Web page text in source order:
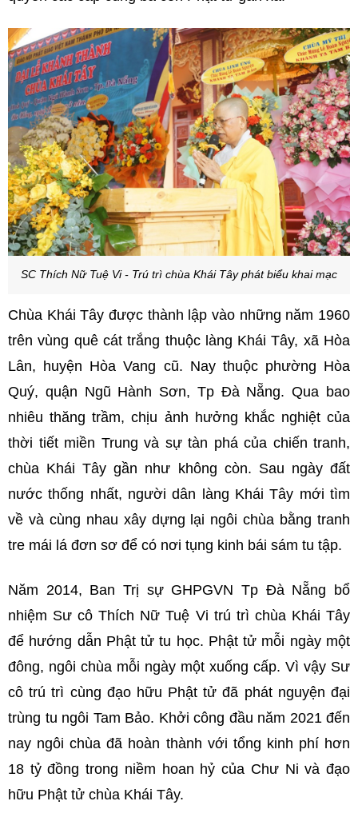
SC Thích Nữ Tuệ Vi - Trú trì chùa Khái Tây phát biểu khai mạc
Chùa Khái Tây được thành lập vào những năm 1960
trên vùng quê cát trắng thuộc làng Khái Tây, xã Hòa
Lân, huyện Hòa Vang cũ. Nay thuộc phường Hòa
Quý, quận Ngũ Hành Sơn, Tp Đà Nẵng. Qua bao
nhiêu thăng trầm, chịu ảnh hưởng khắc nghiệt của
thời tiết miền Trung và sự tàn phá của chiến tranh,
chùa Khái Tây gần như không còn. Sau ngày đất
nước thống nhất, người dân làng Khái Tây mới tìm
về và cùng nhau xây dựng lại ngôi chùa bằng tranh
tre mái lá đơn sơ để có nơi tụng kinh bái sám tu tập.
Năm 2014, Ban Trị sự GHPGVN Tp Đà Nẵng bổ
nhiệm Sư cô Thích Nữ Tuệ Vi trú trì chùa Khái Tây
để hướng dẫn Phật tử tu học. Phật tử mỗi ngày một
đông, ngôi chùa mỗi ngày một xuống cấp. Vì vậy Sư
cô trú trì cùng đạo hữu Phật tử đã phát nguyện đại
trùng tu ngôi Tam Bảo. Khởi công đầu năm 2021 đến
nay ngôi chùa đã hoàn thành với tổng kinh phí hơn
18 tỷ đồng trong niềm hoan hỷ của Chư Ni và đạo
hữu Phật tử chùa Khái Tây.